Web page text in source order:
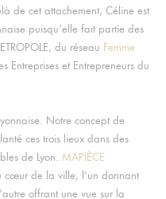
de cet attachement, Céline est
puisqu’elle fait partie des
du réseau Femme
Entreprises et Entrepreneurs du
Notre concept de
ces trois lieux dans des
de Lyon. MAPIÈCE
cœur de la ville, l’un donnant
offrant une vue sur la